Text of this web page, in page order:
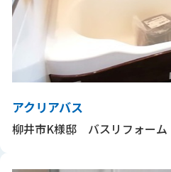
アクリアバス
柳井市K様邸 バスリフォーム